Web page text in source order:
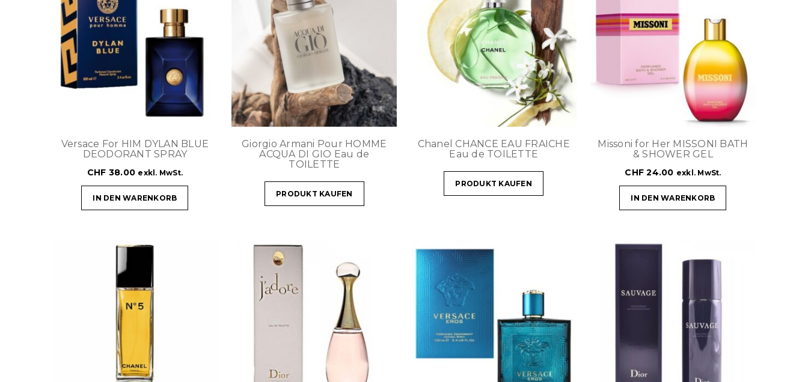
Versace For HIM DYLAN BLUE
DEODORANT SPRAY
CHF 38.00 exkl. MwSt.
IN DEN WARENKORB
Giorgio Armani Pour HOMME
ACQUA DI GIO Eau de
TOILETTE
PRODUKT KAUFEN
Chanel CHANCE EAU FRAICHE
Eau de TOILETTE
PRODUKT KAUFEN
Missoni for Her MISSONI BATH
& SHOWER GEL
CHF 24.00 exkl. MwSt.
IN DEN WARENKORB